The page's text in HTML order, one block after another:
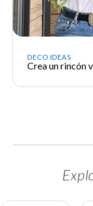
DECO IDEAS
Crea un rincón